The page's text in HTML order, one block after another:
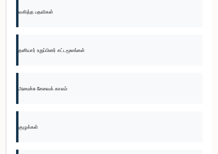
வகித்த பதவிகள்
தனியார் உறுப்பினர் சட்டமூலங்கள்
அமைச்சு சேவைக் காலம்
குழுக்கள்